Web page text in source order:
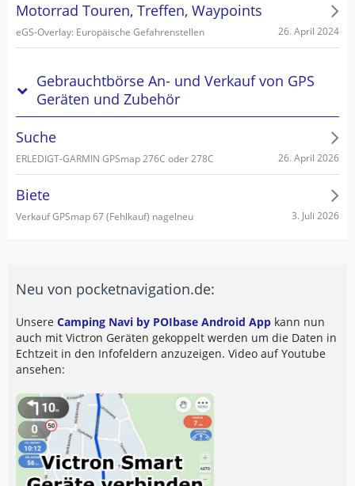
Motorrad Touren, Treffen, Waypoints
eGS-Overlay: Europäische Gefahrenstellen 26. April 2024
Gebrauchtbörse An- und Verkauf von GPS
Geräten und Zubehör
Suche
ERLEDIGT-GARMIN GPSmap 276C oder 278C 26. April 2026
Biete
Verkauf GPSmap 67 (Fehlkauf) nagelneu 3. Juli 2026
Neu von pocketnavigation.de:
Unsere Camping Navi by POIbase Android App kann nun
auch mit Victron Geräten gekoppelt werden um die Daten in
Echtzeit in den Infofeldern anzuzeigen. Video auf Youtube
ansehen: